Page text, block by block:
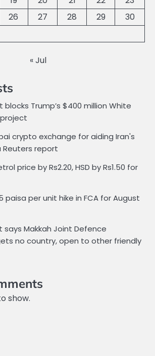
26 27 28 29
30
« Jul
blocks Trump’s $400 million White
crypto exchange for aiding Iran's
Reuters report
price by Rs2.20, HSD by Rs1.50 for
paisa per unit hike in FCA for August
says Makkah Joint Defence
no country, open to other friendly
show.